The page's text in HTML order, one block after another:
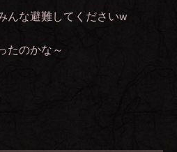
んな避難してくださいw
たのかな～